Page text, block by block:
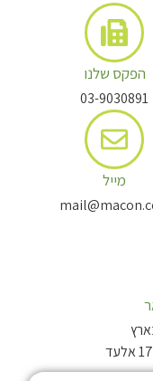
הפקס שלנו
03-9030891
מייל